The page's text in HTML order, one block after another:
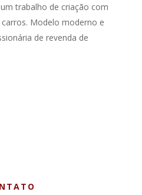
trabalho de criação com
Modelo moderno e
de revenda de